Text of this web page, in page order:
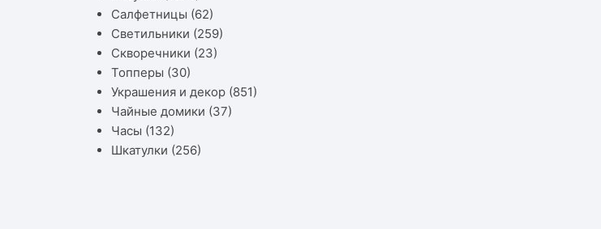
Салфетницы (62)
Светильники (259)
Скворечники (23)
Топперы (30)
Украшения и декор (851)
Чайные домики (37)
Часы (132)
Шкатулки (256)